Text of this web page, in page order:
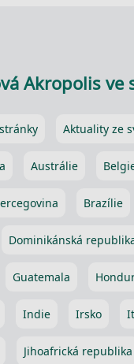
Akropolis ve
Aktuality ze
Austrálie
Brazílie
Dominikánská
Guatemala
Indie Irsko
Jihoafrická republika